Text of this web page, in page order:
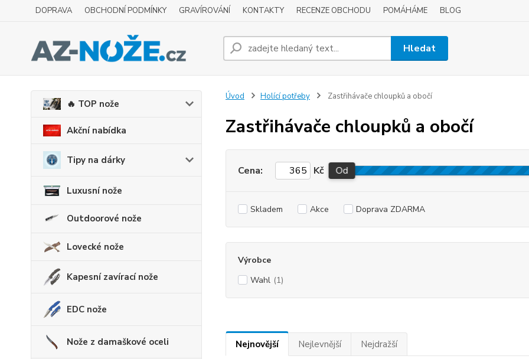
DOPRAVA OBCHODNÍ PODMÍNKY GRAVÍROVÁNÍ KONTAKTY RECENZE OBCHODU POMÁHÁME BLOG
Hledat
🔥 TOP nože
Akční nabídka
Tipy na dárky
Luxusní nože
Outdoorové nože
Lovecké nože
Kapesní zavírací nože
EDC nože
Nože z damaškové oceli
Úvod Holící potřeby Zastřihávače chloupků a obočí
Zastřihávače chloupků a obočí
Cena: Kč Od
Skladem Akce Doprava ZDARMA
Výrobce
Wahl (1)
Nejnovější Nejlevnější Nejdražší